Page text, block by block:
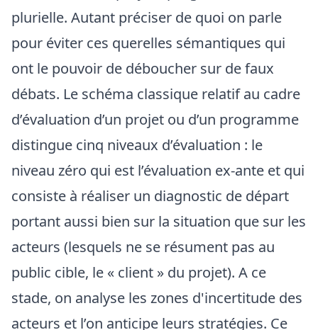
plurielle. Autant préciser de quoi on parle
pour éviter ces querelles sémantiques qui
ont le pouvoir de déboucher sur de faux
débats. Le schéma classique relatif au cadre
d’évaluation d’un projet ou d’un programme
distingue cinq niveaux d’évaluation : le
niveau zéro qui est l’évaluation ex-ante et qui
consiste à réaliser un diagnostic de départ
portant aussi bien sur la situation que sur les
acteurs (lesquels ne se résument pas au
public cible, le « client » du projet). A ce
stade, on analyse les zones d'incertitude des
acteurs et l’on anticipe leurs stratégies. Ce